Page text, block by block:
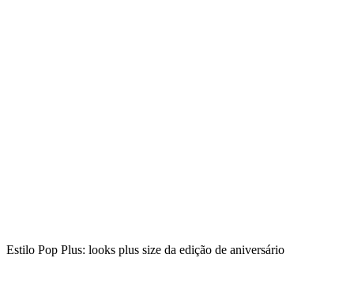
Estilo Pop Plus: looks plus size da edição de aniversário